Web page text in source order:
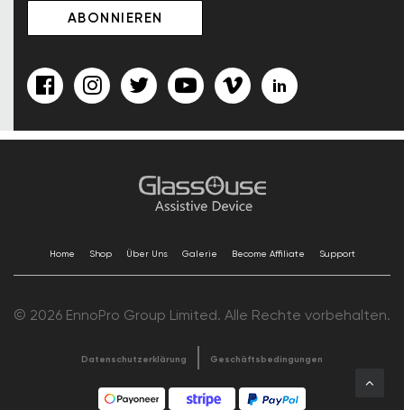
Home Shop Über Uns Galerie Become Affiliate Support
© 2026 EnnoPro Group Limited. Alle Rechte vorbehalten.
Datenschutzerklärung Geschäftsbedingungen